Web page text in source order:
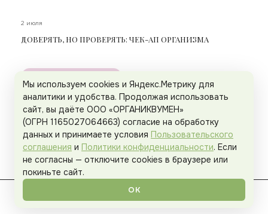
2 июля
ДОВЕРЯТЬ, НО ПРОВЕРЯТЬ: ЧЕК-АП ОРГАНИЗМА
Мы используем cookies и Яндекс.Метрику для
аналитики и удобства. Продолжая использовать
сайт, вы даёте ООО «ОРГАНИКВУМЕН»
(ОГРН 1165027064663) согласие на обработку
данных и принимаете условия Пользовательского
соглашения и Политики конфиденциальности. Если
не согласны — отключите cookies в браузере или
покиньте сайт.
ОК